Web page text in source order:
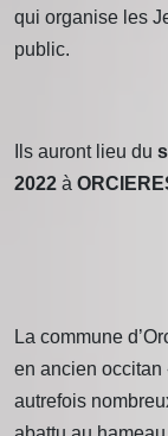
qui organise les
public.
Ils auront lieu du
2022 à
La commune
en ancien occitan
autrefois